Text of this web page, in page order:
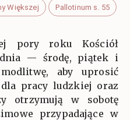
Większej Pallotinum s. 55
pory roku Kościół
— środę, piątek i
aby uprosić
dla pracy ludzkiej oraz
otrzymują w sobotę
przypadające w